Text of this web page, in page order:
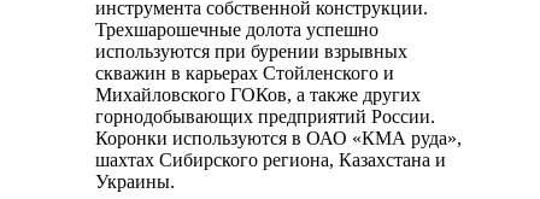
инструмента собственной конструкции.
Трехшарошечные долота успешно
используются при бурении взрывных
скважин в карьерах Стойленского и
Михайловского ГОКов, а также других
горнодобывающих предприятий России.
Коронки используются в ОАО «КМА руда»,
шахтах Сибирского региона, Казахстана и
Украины.